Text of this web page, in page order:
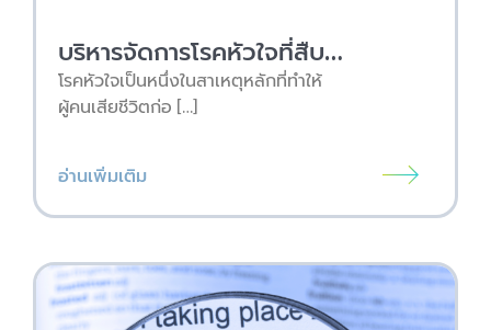
บริหารจัดการโรคหัวใจที่สืบทอดทางพันธุกรรมด้วยการตรวจDNA กับ BIZGENES
โรคหัวใจเป็นหนึ่งในสาเหตุหลักที่ทำให้
ผู้คนเสียชีวิตก่อ […]
อ่านเพิ่มเติม